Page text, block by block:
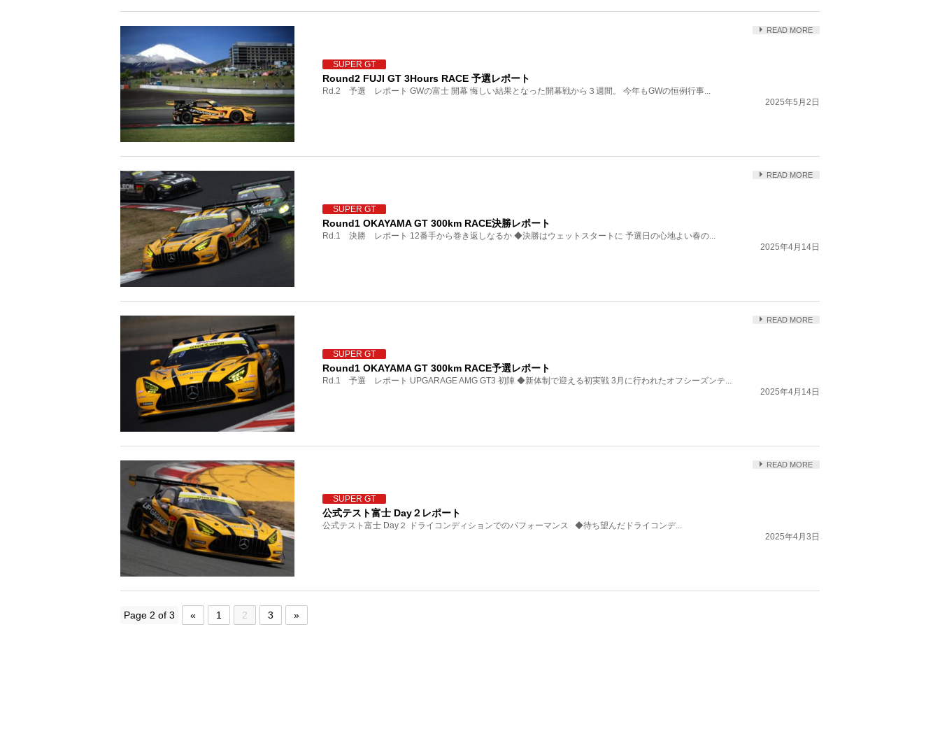
READ MORE
SUPER GT
Round2 FUJI GT 3Hours RACE 予選レポート
Rd.2 予選 レポート GWの富士 開幕 悔しい結果となった開幕戦から３週間。 今年もGWの恒例行事...
2025年5月2日
READ MORE
SUPER GT
Round1 OKAYAMA GT 300km RACE決勝レポート
Rd.1 決勝 レポート 12番手から巻き返しなるか ◆決勝はウェットスタートに 予選日の心地よい春の...
2025年4月14日
READ MORE
SUPER GT
Round1 OKAYAMA GT 300km RACE予選レポート
Rd.1 予選 レポート UPGARAGE AMG GT3 初陣 ◆新体制で迎える初実戦 3月に行われたオフシーズンテ...
2025年4月14日
READ MORE
SUPER GT
公式テスト富士 Day２レポート
公式テスト富士 Day２ ドライコンディションでのパフォーマンス ◆待ち望んだドライコンデ...
2025年4月3日
Page 2 of 3 « 1 2 3 »